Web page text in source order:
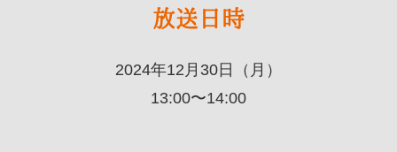
放送日時
2024年12月30日（月）
13:00〜14:00